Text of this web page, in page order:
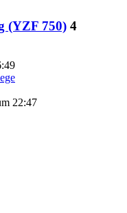
(YZF 750) 4
22:47